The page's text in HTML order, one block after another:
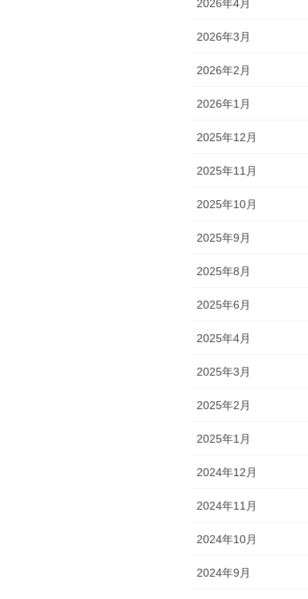
2026年4月
2026年3月
2026年2月
2026年1月
2025年12月
2025年11月
2025年10月
2025年9月
2025年8月
2025年6月
2025年4月
2025年3月
2025年2月
2025年1月
2024年12月
2024年11月
2024年10月
2024年9月